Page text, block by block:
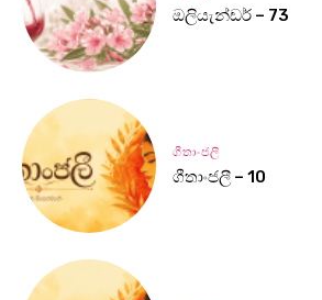
ඔලියැන්ඩර් – 73
ගීතාංජලී
ගීතාංජලී – 10